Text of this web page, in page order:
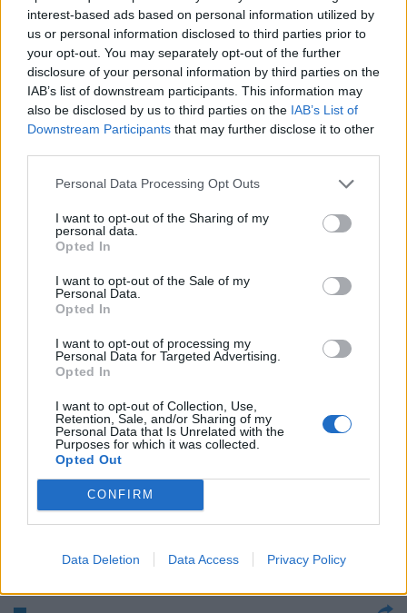
interest-based ads based on personal information utilized by
us or personal information disclosed to third parties prior to
your opt-out. You may separately opt-out of the further
disclosure of your personal information by third parties on the
IAB’s list of downstream participants. This information may
also be disclosed by us to third parties on the IAB’s List of
Downstream Participants that may further disclose it to other
Personal Data Processing Opt Outs
I want to opt-out of the Sharing of my
personal data.
Opted In
I want to opt-out of the Sale of my
Personal Data.
Opted In
I want to opt-out of processing my
Personal Data for Targeted Advertising.
Opted In
I want to opt-out of Collection, Use,
Retention, Sale, and/or Sharing of my
Personal Data that Is Unrelated with the
Purposes for which it was collected.
Opted Out
CONFIRM
Data Deletion Data Access Privacy Policy
Jackson vende anche i guanti di
«Billie Jean»
19/04/2009
Cecchi Gori vende l'attico per
Il calcio vende l'anima al
merchandising
Fs vende la stazione di Trieste
06/08/2008
Alitalia vende i servizi. A rischio
mille posti
09/09/2006